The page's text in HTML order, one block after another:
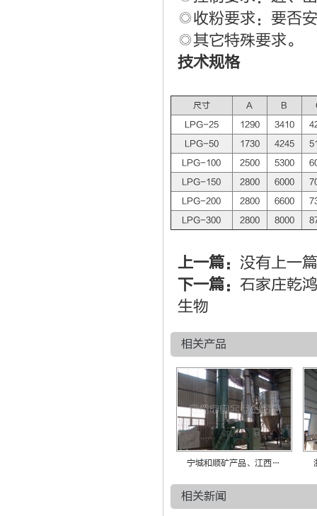
◎收粉要求：要否
◎其它特殊要求。
技术规格
尺寸 A B
LPG-25
1290 3410
LPG-50
1730 4245
LPG-100
2500 5300
LPG-150
2800 6000
LPG-200
2800 6600
LPG-300
2800 8000
上一篇： 没有上一篇
下一篇： 石家庄乾
生物
相关产品
宁城和顺矿产品、江西…
相关新闻